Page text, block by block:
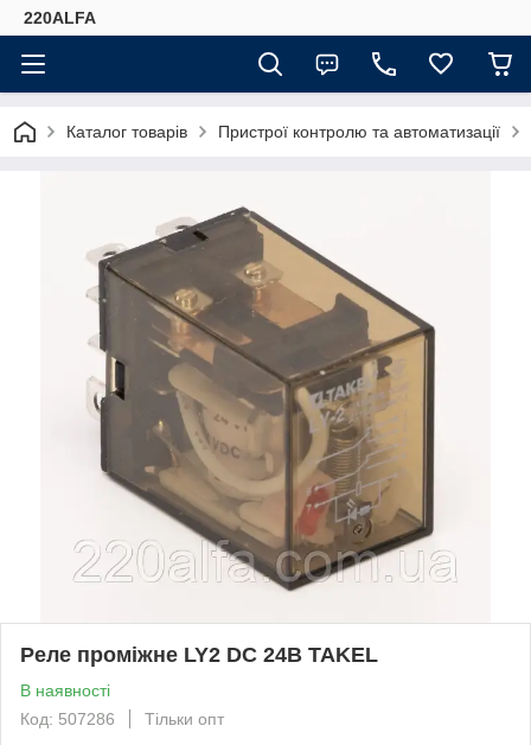
220ALFA
Каталог товарів Пристрої контролю та автоматизації
Реле проміжне LY2 DC 24В TAKEL
В наявності
Код: 507286
Тільки опт